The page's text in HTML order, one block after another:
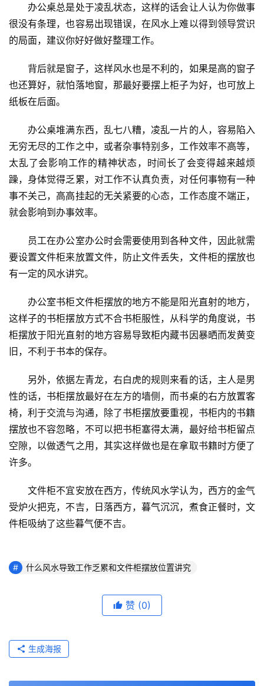
办公桌总是处于凌乱状态，这样的话会让人认为你做事
很没有条理，也容易出现错误，在风水上难以得到领导赏识
的局面，建议你好好做好整理工作。
背后就是窗子，这样风水也是不利的，如果是高的窗子
也还算好，就怕落地窗，那最好要摆上柜子为好，也可放上
纸板在后面。
办公桌堆满东西，乱七八糟，凌乱一片的人，容易陷入
无穷无尽的工作之中，或者杂事特别多，工作效率不高等，
太乱了会影响工作的精神状态，时间长了会变得越来越烦
躁，身体觉得乏累，对工作不认真负责，对任何事物有一种
事不关己，高高挂起的无关紧要的心态，工作态度不端正，
就会影响到办事效率。
员工在办公室办公时会需要使用到各种文件，因此就需
要设置文件柜来放置文件，防止文件丢失，文件柜的摆放也
有一定的风水讲究。
办公室书柜文件柜摆放的地方不能是阳光直射的地方，
这样子的书柜摆放方式不合书柜服性，从科学的角度说，书
柜摆放于阳光直射的地方容易导致柜内藏书因暴晒而发黄变
旧，不利于书本的保存。
另外，依据左青龙，右白虎的规则来看的话，主人是男
性的话，书柜摆放最好在左方的墙侧，而书桌的右方放置客
椅，利于交流与沟通，除了书柜摆放要重视，书柜内的书籍
摆放也不容忽略，不可以把书柜塞得太满，最好给书柜留点
空隙，以做透气之用，其实这样做也是在拿取书籍时方便了
许多。
文件柜不宜安放在西方，传统风水学认为，西方的金气
受炉火把克，不吉，日落西方，暮气沉沉，煮食正餐时，文
件柜吸纳了这些暮气便不吉。
什么风水导致工作乏累和文件柜摆放位置讲究
赞 (0)
生成海报